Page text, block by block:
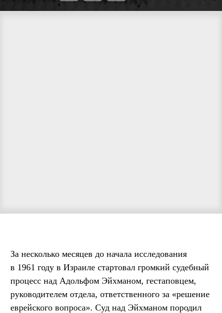
За несколько месяцев до начала исследования
в 1961 году в Израиле стартовал громкий судебный
процесс над Адольфом Эйхманом, гестаповцем,
руководителем отдела, ответственного за «решение
еврейского вопроса». Суд над Эйхманом породил